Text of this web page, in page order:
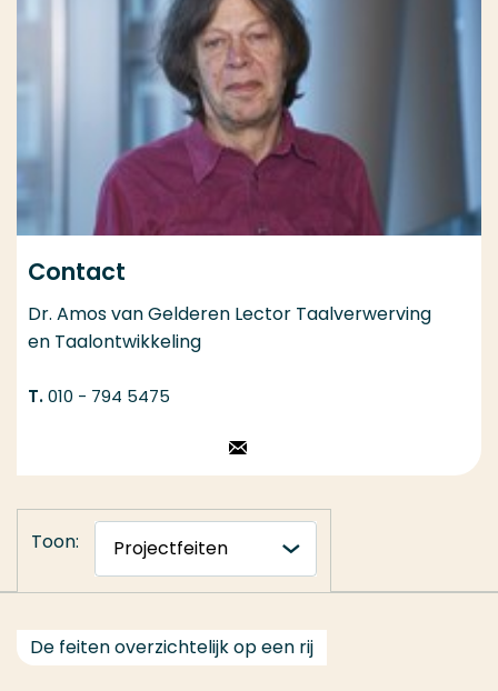
Contact
Dr. Amos van Gelderen Lector Taalverwerving
en Taalontwikkeling
010 - 794 5475
Toon:
De feiten overzichtelijk op een rij